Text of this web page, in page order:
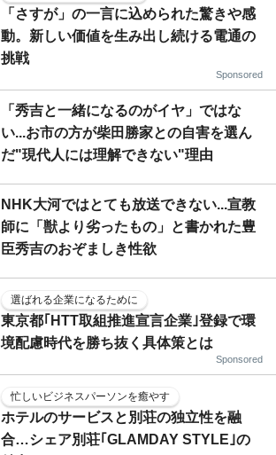
「さすが」の一言に込められた驚きや感
動。新しい価値を生み出し続ける電通の
挑戦
Sponsored
「秀吉と一緒になるのがイヤ」ではな
い...お市の方が柴田勝家との自害を選ん
だ"現代人には理解できない"理由
NHK大河ではとても放送できない...宣教
師に「獣より劣ったもの」と書かれた豊
臣秀吉のおぞましき性欲
選ばれる企業になるために
東京都｢HTT取組推進宣言企業｣登録で環
境配慮時代を勝ち抜く具体策とは
Sponsored
忙しいビジネスパーソンを癒やす
ホテルのサービスと別荘の独立性を融
合…シェア別荘｢GLAMDAY STYLE｣の